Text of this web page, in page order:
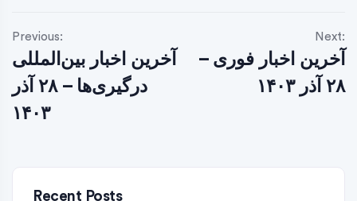
Previous:
آخرین اخبار بین‌المللی
درگیری‌ها – ۲۸ آذر
۱۴۰۳
Next:
آخرین اخبار فوری –
۲۸ آذر ۱۴۰۳
Recent Posts